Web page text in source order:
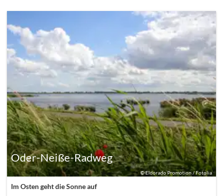
©Eldorado Promotion / Fotolia
Oder-Neiße-Radweg
Im Osten geht die Sonne auf